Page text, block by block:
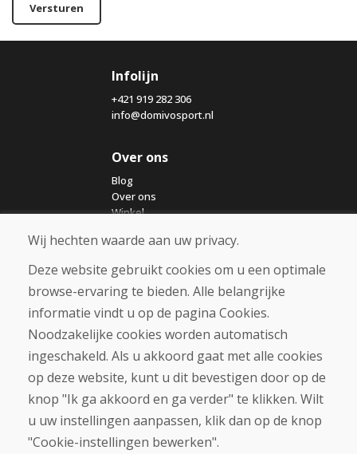
Versturen
Infolijn
+421 919 282 306
info@domivosport.nl
Over ons
Blog
Over ons
Winkel
Aankoop
Eshop
Algemene voorwaarden
Vervoer
Betaling
Klacht
Retourneren en ruilen van goederen
Cookies
Wij hechten waarde aan uw privacy.
Deze website gebruikt cookies om u een optimale
browse-ervaring te bieden. Alle belangrijke
informatie vindt u op de pagina Cookies.
Noodzakelijke cookies worden automatisch
ingeschakeld. Als u akkoord gaat met alle cookies
op deze website, kunt u dit bevestigen door op de
knop "Ik ga akkoord en ga verder" te klikken. Wilt
u uw instellingen aanpassen, klik dan op de knop
"Cookie-instellingen bewerken".